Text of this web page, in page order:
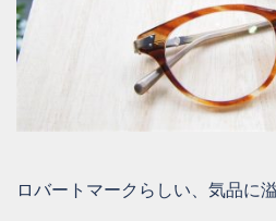
ロバートマークらしい、気品に